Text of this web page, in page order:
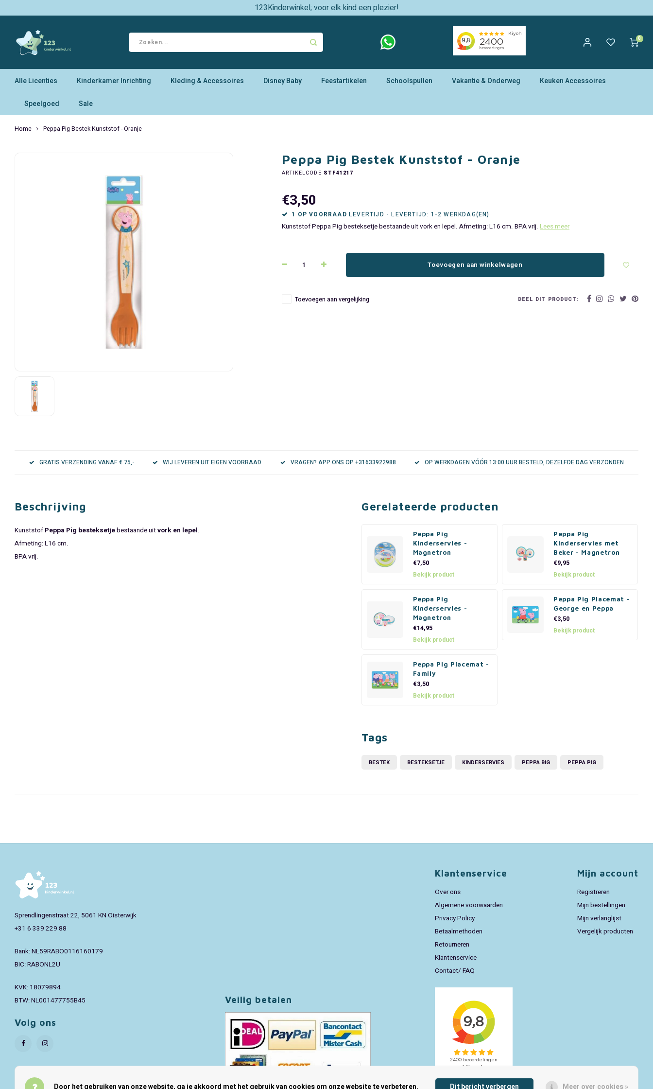
123Kinderwinkel; voor elk kind een plezier!
0
Alle Licenties Kinderkamer Inrichting Kleding & Accessoires Disney Baby Feestartikelen Schoolspullen Vakantie & Onderweg Keuken Accessoires
Speelgoed Sale
Home Peppa Pig Bestek Kunststof - Oranje
Peppa Pig Bestek Kunststof - Oranje
ARTIKELCODE STF41217
€3,50
1 OP VOORRAAD LEVERTIJD - LEVERTIJD: 1-2 WERKDAG(EN)
Kunststof Peppa Pig besteksetje bestaande uit vork en lepel. Afmeting: L16 cm. BPA vrij. Lees meer
Toevoegen aan winkelwagen
Toevoegen aan vergelijking DEEL DIT PRODUCT:
GRATIS VERZENDING VANAF € 75,- WIJ LEVEREN UIT EIGEN VOORRAAD VRAGEN? APP ONS OP +31633922988 OP WERKDAGEN VÓÓR 13:00 UUR BESTELD, DEZELFDE DAG VERZONDEN
Beschrijving
Kunststof Peppa Pig besteksetjebestaande uitvork en lepel.
Afmeting: L16 cm.
BPA vrij.
Gerelateerde producten
Peppa Pig
Kinderservies -
Magnetron
€7,50
Bekijk product
Peppa Pig
Kinderservies met
Beker - Magnetron
€9,95
Bekijk product
Peppa Pig
Kinderservies -
Magnetron
€14,95
Bekijk product
Peppa Pig Placemat -
George en Peppa
€3,50
Bekijk product
Peppa Pig Placemat -
Family
€3,50
Bekijk product
Tags
BESTEK BESTEKSETJE KINDERSERVIES PEPPA BIG PEPPA PIG
Sprendlingenstraat 22, 5061 KN Oisterwijk
+31 6 339 229 88
Bank: NL59RABO0116160179
BIC: RABONL2U
KVK: 18079894
BTW: NL001477755B45
Volg ons
Veilig betalen
Klantenservice
Over ons
Algemene voorwaarden
Privacy Policy
Betaalmethoden
Retourneren
Klantenservice
Contact/ FAQ
Mijn account
Registreren
Mijn bestellingen
Mijn verlanglijst
Vergelijk producten
Door het gebruiken van onze website, ga je akkoord met het gebruik van cookies om onze website te verbeteren. Dit bericht verbergen Meer over cookies »